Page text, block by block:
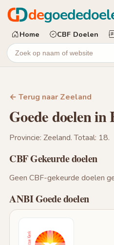
de
Home CBF Doelen
← Terug naar Zeeland
Goede doelen in
Provincie: Zeeland. Totaal: 18.
CBF Gekeurde doelen
Geen CBF-gekeurde doelen
ANBI Goede doelen